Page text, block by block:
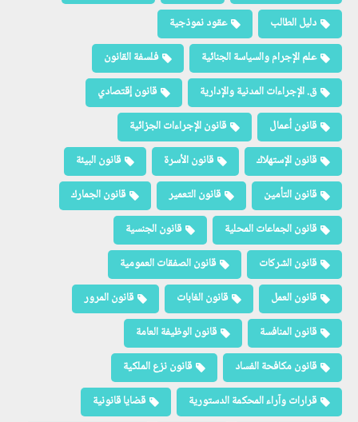
دليل الطالب
عقود نموذجية
علم الإجرام والسياسة الجنائية
فلسفة القانون
ق. الإجراءات المدنية والإدارية
قانون إقتصادي
قانون أعمال
قانون الإجراءات الجزائية
قانون الإستهلاك
قانون الأسرة
قانون البيئة
قانون التأمين
قانون التعمير
قانون الجمارك
قانون الجماعات المحلية
قانون الجنسية
قانون الشركات
قانون الصفقات العمومية
قانون العمل
قانون الغابات
قانون المرور
قانون المنافسة
قانون الوظيفة العامة
قانون مكافحة الفساد
قانون نزع الملكية
قرارات وآراء المحكمة الدستورية
قضايا قانونية